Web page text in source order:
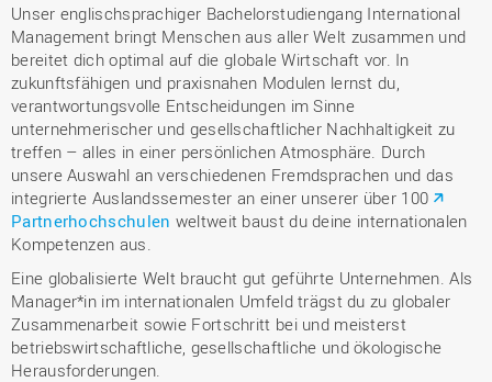
Unser englischsprachiger Bachelorstudiengang International
Management bringt Menschen aus aller Welt zusammen und
bereitet dich optimal auf die globale Wirtschaft vor. In
zukunftsfähigen und praxisnahen Modulen lernst du,
verantwortungsvolle Entscheidungen im Sinne
unternehmerischer und gesellschaftlicher Nachhaltigkeit zu
treffen – alles in einer persönlichen Atmosphäre. Durch
unsere Auswahl an verschiedenen Fremdsprachen und das
integrierte Auslandssemester an einer unserer über 100
Partnerhochschulen weltweit baust du deine internationalen
Kompetenzen aus.
Eine globalisierte Welt braucht gut geführte Unternehmen. Als
Manager*in im internationalen Umfeld trägst du zu globaler
Zusammenarbeit sowie Fortschritt bei und meisterst
betriebswirtschaftliche, gesellschaftliche und ökologische
Herausforderungen.